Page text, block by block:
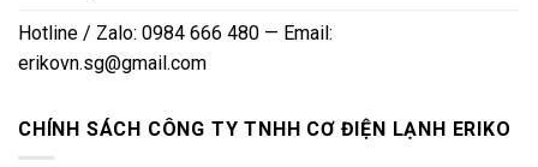
Hotline / Zalo: 0984 666 480 — Email:
erikovn.sg@gmail.com
CHÍNH SÁCH CÔNG TY TNHH CƠ ĐIỆN LẠNH ERIKO